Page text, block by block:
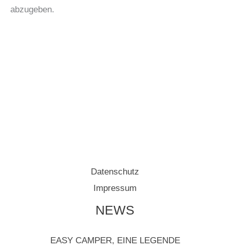
abzugeben.
Datenschutz
Impressum
NEWS
EASY CAMPER, EINE LEGENDE